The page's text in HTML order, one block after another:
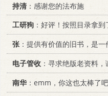
持清：感谢您的法布施
工研狗 ：好评！按照目录拿
张：提供有价值的旧书，是一
电子管收 ：寻求绝版老资料，
南华 ：emm，你这也太棒了吧